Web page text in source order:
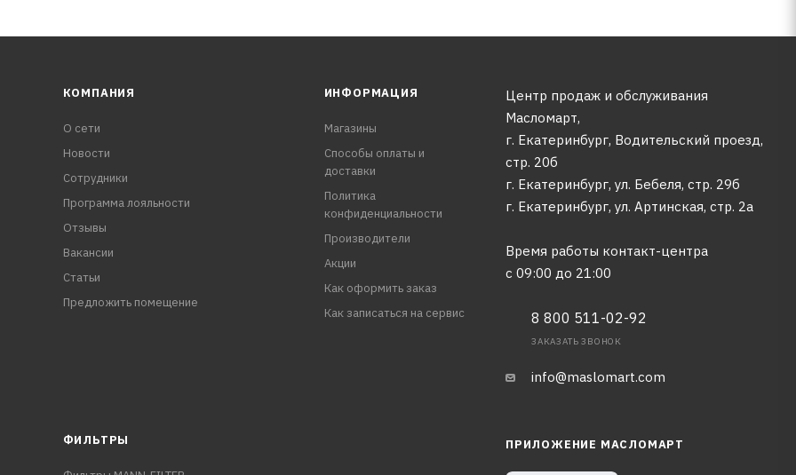
КОМПАНИЯ
О сети
Новости
Сотрудники
Программа лояльности
Отзывы
Вакансии
Статьи
Предложить помещение
ИНФОРМАЦИЯ
Магазины
Способы оплаты и
доставки
Политика
конфиденциальности
Производители
Акции
Как оформить заказ
Как записаться на сервис
Центр продаж и обслуживания
Масломарт,
г. Екатеринбург, Водительский проезд,
стр. 20б
г. Екатеринбург, ул. Бебеля, стр. 29б
г. Екатеринбург, ул. Артинская, стр. 2а
Время работы контакт-центра
с 09:00 до 21:00
8 800 511-02-92
ЗАКАЗАТЬ ЗВОНОК
info@maslomart.com
ФИЛЬТРЫ ПРИЛОЖЕНИЕ МАСЛОМАРТ